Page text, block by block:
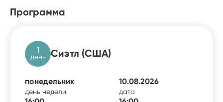
Программа
1
день Сиэтл (США)
понедельник
день недели
10.08.2026
дата